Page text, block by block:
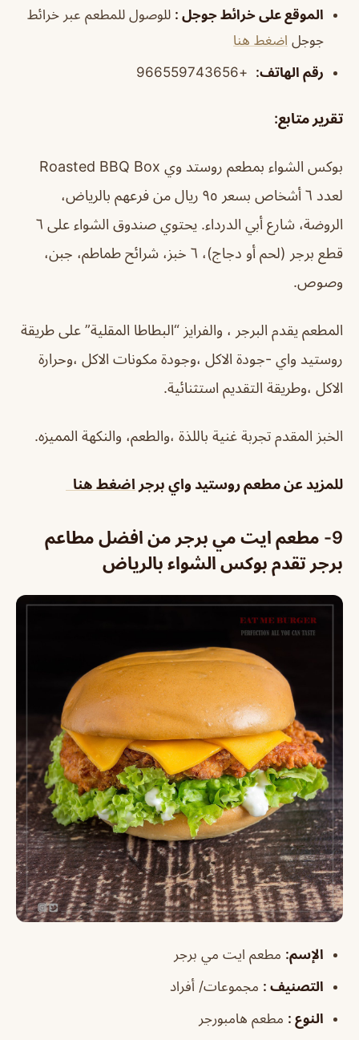
الموقع على خرائط جوجل : للوصول للمطعم عبر خرائط
جوجل اضغط هنا
رقم الهاتف:
+966559743656
تقرير متابع:
بوكس الشواء بمطعم روستد وي Roasted BBQ Box
لعدد ٦ أشخاص بسعر ٩٥ ريال من فرعهم بالرياض،
الروضة، شارع أبي الدرداء. يحتوي صندوق الشواء على ٦
قطع برجر (لحم أو دجاج)، ٦ خبز، شرائح طماطم، جبن،
وصوص.
المطعم يقدم البرجر ، والفرايز “البطاطا المقلية” على طريقة
روستيد واي -جودة الاكل ،وجودة مكونات الاكل ،وحرارة
الاكل ،وطريقة التقديم استثنائية.
الخبز المقدم تجربة غنية باللذة ،والطعم، والنكهة المميزه.
للمزيد عنمطعم روستيد واي برجر اضغط هنا
9- مطعم ايت مي برجر من افضل مطاعم
برجر تقدم بوكس الشواء بالرياض
الإسم: مطعم ايت مي برجر
التصنيف : مجموعات/ أفراد
النوع : مطعم هامبورجر